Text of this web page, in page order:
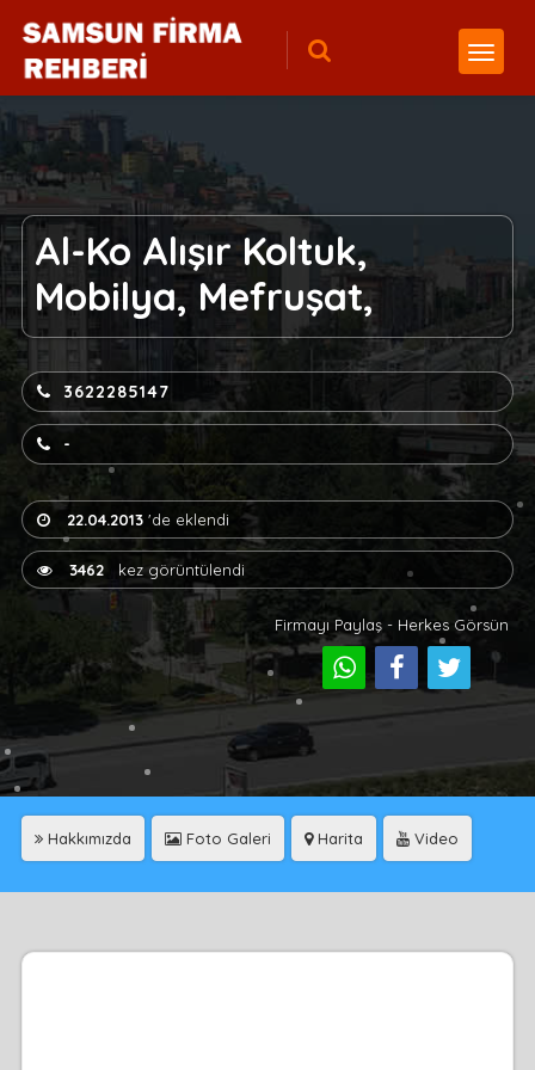
Al-Ko Alışır Koltuk,
Mobilya, Mefruşat,
3622285147
-
22.04.2013'de eklendi
3462kez görüntülendi
Firmayı Paylaş - Herkes Görsün
Hakkımızda Foto Galeri Harita Video